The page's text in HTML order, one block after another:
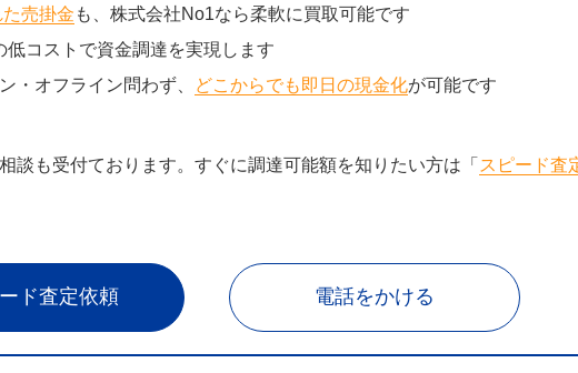
売掛金 も、株式会社No1なら柔軟に買取可能です
コストで資金調達を実現します
・オフライン問わず、
どこからでも即日の現金化が可能です
談も受付ております。すぐに調達可能額を知りたい方は「 スピード査
ド査定依頼 電話をかける